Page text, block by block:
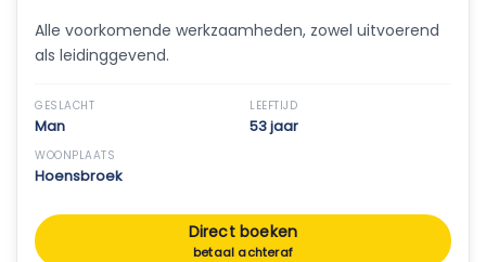
Alle voorkomende werkzaamheden, zowel uitvoerend
als leidinggevend.
GESLACHT
Man
LEEFTIJD
53 jaar
WOONPLAATS
Hoensbroek
Direct boeken
betaal achteraf